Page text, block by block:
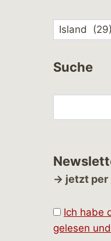
Suche
→ jetzt per
Ich habe
gelesen